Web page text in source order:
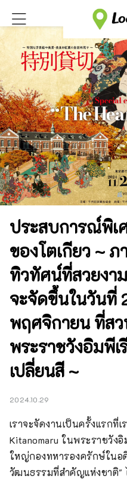
ประสบการณ์พิเ
ของโตเกียว ~
ทิวทัศน์ที่สวยงา
จะจัดขึ้นในวันที่
พฤศจิกายน ที่ส
พระราชวังอิมพีเ
เปลี่ยนสี ~
2024.10.29
เราจะจัดงานเป็นครั้งแรกที่
Kitanomaru ในพระราชวัง
ใหญ่กองทหารองครักษ์ในอ
วัฒนธรรมที่สำคัญแห่งชาติ"